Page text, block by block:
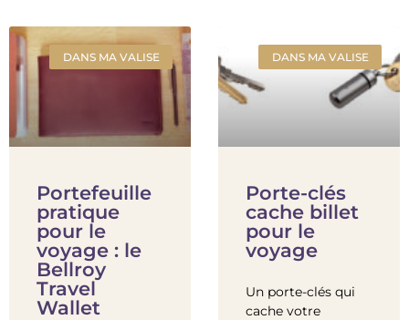
DANS MA VALISE
Portefeuille
pratique
pour le
voyage : le
Bellroy
Travel
Wallet
DANS MA VALISE
Porte-clés
cache billet
pour le
voyage
Un porte-clés qui
cache votre